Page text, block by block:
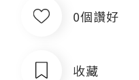
0個讚好
收藏